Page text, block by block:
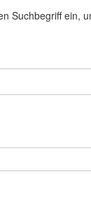
Suchbegriff ein,